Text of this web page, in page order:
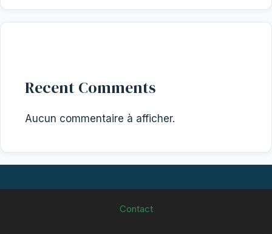
Recent Comments
Aucun commentaire à afficher.
Contact